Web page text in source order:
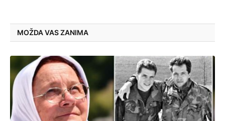
MOŽDA VAS ZANIMA